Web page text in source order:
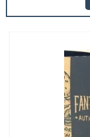
casa;Entre